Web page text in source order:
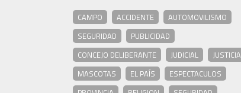
CAMPO ACCIDENTE
AUTOMOVILISMO
SEGURIDAD
PUBLICIDAD
CONCEJO DELIBERANTE
JUDICIAL
JUSTICIA
MASCOTAS
EL PAÍS
ESPECTACULOS